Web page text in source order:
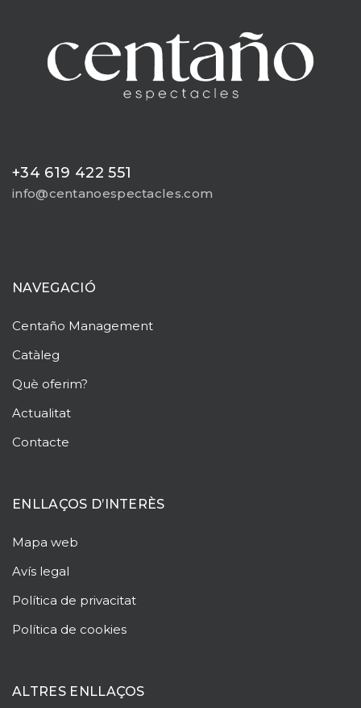
+34 619 422 551
info@centanoespectacles.com
NAVEGACIÓ
Centaño Management
Catàleg
Què oferim?
Actualitat
Contacte
ENLLAÇOS D’INTERÈS
Mapa web
Avís legal
Política de privacitat
Política de cookies
ALTRES ENLLAÇOS